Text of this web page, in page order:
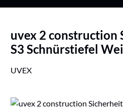
uvex 2 construction
S3 Schnürstiefel
UVEX
Bildergalerie überspringen